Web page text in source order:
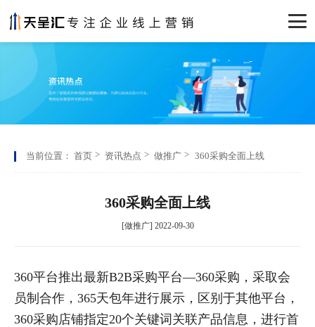
当前位置： 首页 资讯热点 做推广 360采购全面上线
360采购全面上线
[做推广] 2022-09-30
360平台推出最新B2B采购平台—360采购，采取会
员制合作，365天包年进行展示，区别于其他平台，
360采购店铺指定20个关键词关联产品信息，进行首